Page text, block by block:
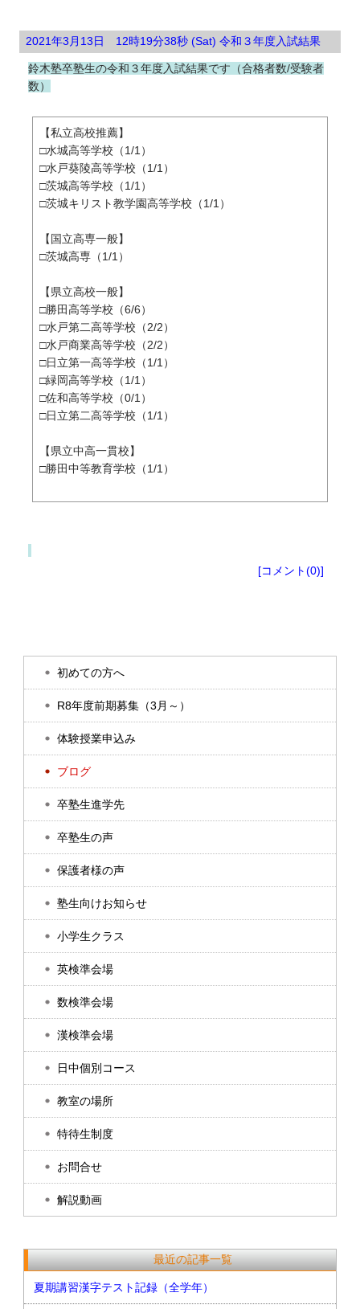
2021年3月13日 12時19分38秒 (Sat) 令和３年度入試結果
鈴木塾卒塾生の令和３年度入試結果です（合格者数/受験者
数）
【私立高校推薦】
□水城高等学校（1/1）
□水戸葵陵高等学校（1/1）
□茨城高等学校（1/1）
□茨城キリスト教学園高等学校（1/1）
【国立高専一般】
□茨城高専（1/1）
【県立高校一般】
□勝田高等学校（6/6）
□水戸第二高等学校（2/2）
□水戸商業高等学校（2/2）
□日立第一高等学校（1/1）
□緑岡高等学校（1/1）
□佐和高等学校（0/1）
□日立第二高等学校（1/1）
【県立中高一貫校】
□勝田中等教育学校（1/1）
[コメント(0)]
初めての方へ
R8年度前期募集（3月～）
体験授業申込み
ブログ
卒塾生進学先
卒塾生の声
保護者様の声
塾生向けお知らせ
小学生クラス
英検準会場
数検準会場
漢検準会場
日中個別コース
教室の場所
特待生制度
お問合せ
解説動画
最近の記事一覧
夏期講習漢字テスト記録（全学年）